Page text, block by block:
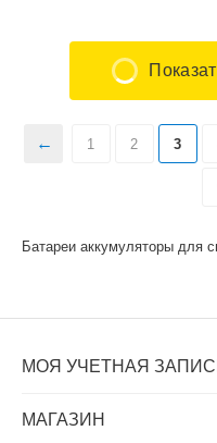
Батареи аккумуляторы для
1 2 3
МОЯ УЧЕТНАЯ
МАГАЗИН